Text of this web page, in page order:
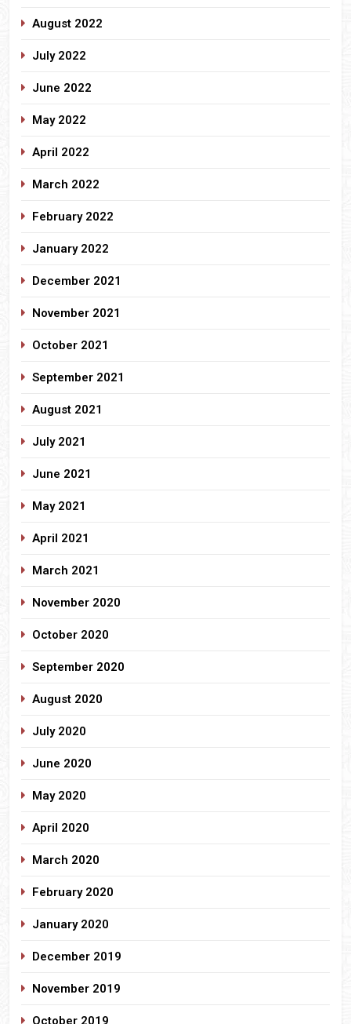
August 2022
July 2022
June 2022
May 2022
April 2022
March 2022
February 2022
January 2022
December 2021
November 2021
October 2021
September 2021
August 2021
July 2021
June 2021
May 2021
April 2021
March 2021
November 2020
October 2020
September 2020
August 2020
July 2020
June 2020
May 2020
April 2020
March 2020
February 2020
January 2020
December 2019
November 2019
October 2019